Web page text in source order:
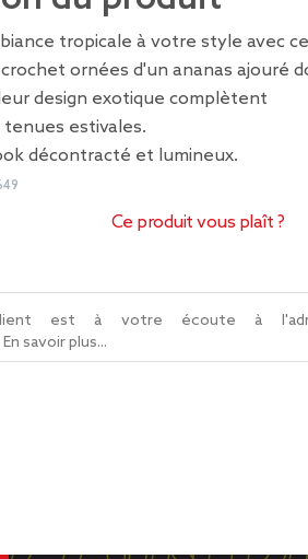
tropicale à votre style avec
ornées d'un ananas ajouré
design exotique complètent
estivales.
décontracté et lumineux.
Ce produit vous plaît ?
est à votre écoute à
En savoir plus...